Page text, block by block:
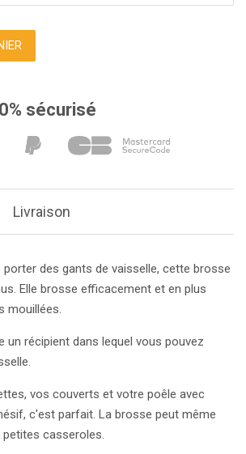
sécurisé
Livraison
porter des gants de vaisselle, cette brosse
Elle brosse efficacement et en plus
mouillées.
un récipient dans lequel vous pouvez
vos couverts et votre poêle avec
c'est parfait. La brosse peut même
casseroles.